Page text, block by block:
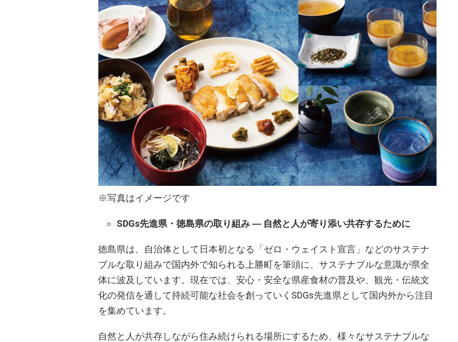
※写真はイメージです
SDGs先進県・徳島県の取り組み ― 自然と人が寄り添い共存するために
徳島県は、自治体として日本初となる「ゼロ・ウェイスト宣言」などのサステナ
ブルな取り組みで国内外で知られる上勝町を筆頭に、サステナブルな意識が県全
体に波及しています。現在では、安心・安全な県産食材の普及や、観光・伝統文
化の発信を通して持続可能な社会を創っていくSDGs先進県として国内外から注目
を集めています。
自然と人が共存しながら住み続けられる場所にするため、様々なサステナブルな